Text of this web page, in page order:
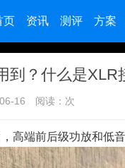
页 资讯 测评 方案
到？什么是
16 阅读： 次
高端前后级功放和